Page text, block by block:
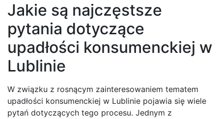
Jakie są najczęstsze
pytania dotyczące
upadłości konsumenckiej w
Lublinie
W związku z rosnącym zainteresowaniem tematem
upadłości konsumenckiej w Lublinie pojawia się wiele
pytań dotyczących tego procesu. Jednym z